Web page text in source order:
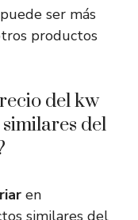
ser más
productos
del kw
del
en